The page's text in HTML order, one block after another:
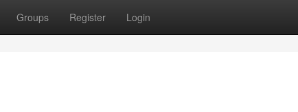
Groups Register Login